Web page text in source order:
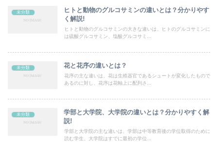
未分類
ヒトと動物のグルコサミンの違いとは？分かりやす
く解説!
ヒトと動物のグルコサミンの大きな違いは、ヒトのグルコサミンに
は硫酸グルコサミン、塩酸グルコサミ...
未分類 花と花序の違いとは？
花序の主な違いは、花は生殖器官であるシュートが変化したもので
あるのに対し、花序は花軸上に配列さ...
未分類
学部と大学院、大学院の違いとは？分かりやすく解
説!
学部と大学院の主な違いは、学部は中等教育後の学位取得のために
読む学生、大学院はすでに最初の学位...